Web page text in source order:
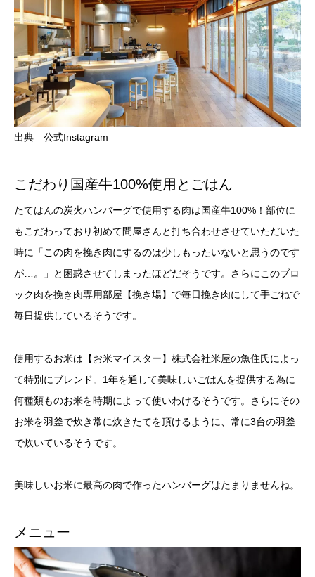
出典 公式Instagram
こだわり国産牛100%使用とごはん
たてはんの炭火ハンバーグで使用する肉は国産牛100%！部位に
もこだわっており初めて問屋さんと打ち合わせさせていただいた
時に「この肉を挽き肉にするのは少しもったいないと思うのです
が…。」と困惑させてしまったほどだそうです。さらにこのブロ
ック肉を挽き肉専用部屋【挽き場】で毎日挽き肉にして手ごねで
毎日提供しているそうです。
使用するお米は【お米マイスター】株式会社米屋の魚住氏によっ
て特別にブレンド。1年を通して美味しいごはんを提供する為に
何種類ものお米を時期によって使いわけるそうです。さらにその
お米を羽釜で炊き常に炊きたてを頂けるように、常に3台の羽釜
で炊いているそうです。
美味しいお米に最高の肉で作ったハンバーグはたまりませんね。
メニュー